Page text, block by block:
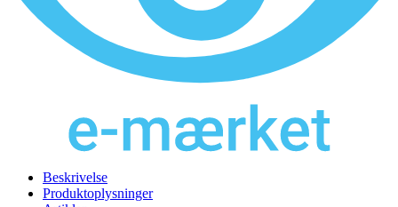
Beskrivelse
Produktoplysninger